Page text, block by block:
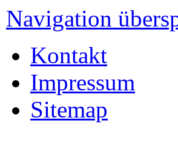
Navigation
Kontakt
Impressum
Sitemap